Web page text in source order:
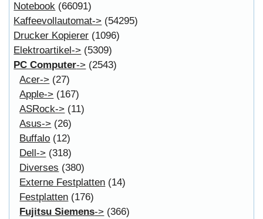
Kostenloser Bannertausch von Myeparts.de
Copyright © 2026Myeparts Handel Shop
Ersatzteile Gebrauchte Geldverdienen
Powered by